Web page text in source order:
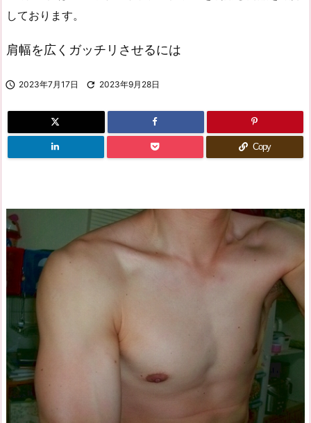
しております。
肩幅を広くガッチリさせるには
 2023年7月17日  2023年9月28日
Copy